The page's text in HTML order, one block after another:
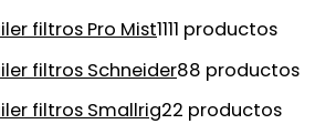
filtros Pro Mist1111 productos
filtros Schneider88 productos
filtros Smallrig22 productos